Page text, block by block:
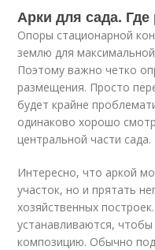
Арки для сада.
Опоры стационарной
землю для
Поэтому важно четко
размещения. Просто
будет крайне
одинаково хорошо
центральной части сада.
Интересно, что аркой
участок, но и прятать
хозяйственных
устанавливаются,
композицию. Обычно